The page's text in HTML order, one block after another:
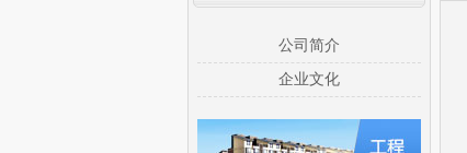
公司简介
企业文化